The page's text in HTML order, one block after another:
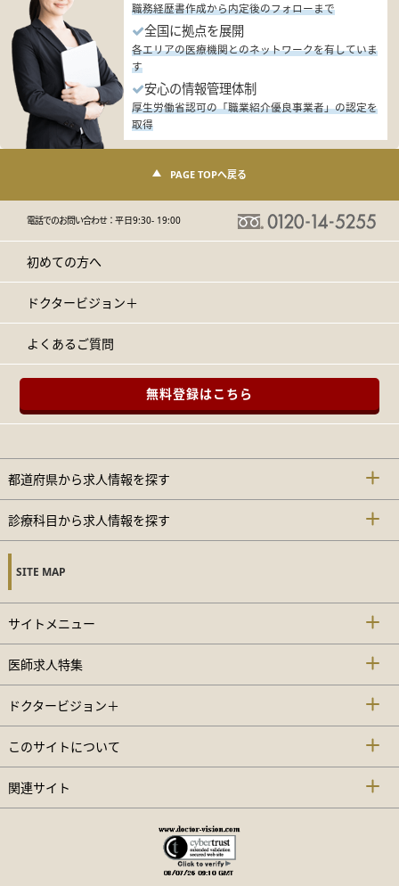
職務経歴書作成から内定後のフォローまで
全国に拠点を展開
各エリアの医療機関とのネットワークを有していま
す
安心の情報管理体制
厚生労働省認可の「職業紹介優良事業者」の認定を
取得
PAGE TOPへ戻る
電話でのお問い合わせ：平日9:30- 19:00
初めての方へ
ドクタービジョン＋
よくあるご質問
無料登録はこちら
都道府県から求人情報を探す
診療科目から求人情報を探す
SITE MAP
サイトメニュー
医師求人特集
ドクタービジョン＋
このサイトについて
関連サイト